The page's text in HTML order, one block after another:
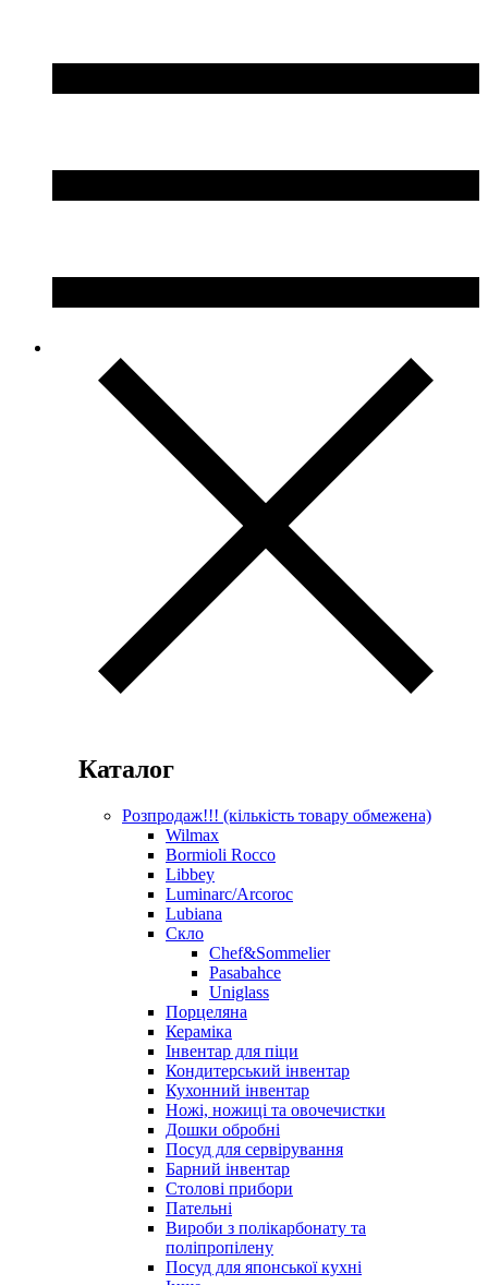
Каталог
Розпродаж!!! (кількість товару обмежена)
Wilmax
Bormioli Rocco
Libbey
Luminarc/Arcoroc
Lubiana
Скло
Chef&Sommelier
Pasabahce
Uniglass
Порцеляна
Кераміка
Інвентар для піци
Кондитерський інвентар
Кухонний інвентар
Ножі, ножиці та овочечистки
Дошки обробні
Посуд для сервірування
Барний інвентар
Столові прибори
Пательні
Вироби з полікарбонату та
поліпропілену
Посуд для японської кухні